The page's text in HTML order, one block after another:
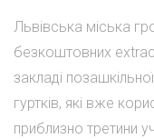
Львівська міська
безкоштовних
закладі
гуртків, які вже
приблизно третини